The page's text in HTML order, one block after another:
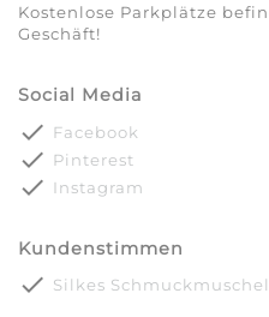
Kostenlose Parkplätze
Geschäft!
Social Media
done Facebook
done Pinterest
done Instagram
Kundenstimmen
done Silkes Schmuckmuschel